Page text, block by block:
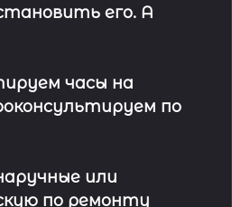
его. А
часы на
по
или
по ремонту